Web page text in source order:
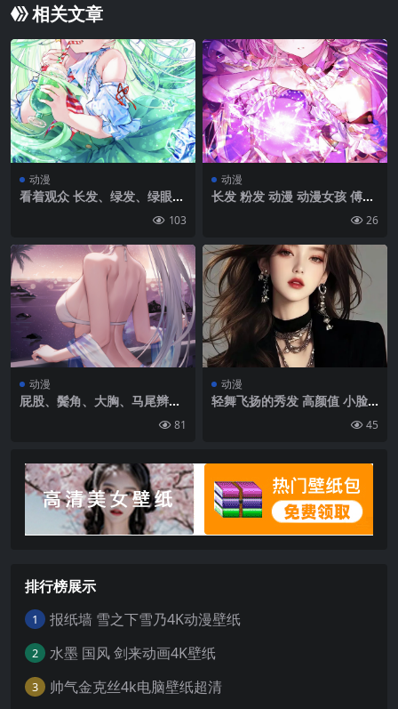
相关文章
动漫
看着观众 长发、绿发、绿眼
草帽、饮料、肖像展示、立方
103
动漫
长发 粉发 动漫 动漫女孩 傅璇
黄色眼睛 肖像展示 球体 双尾26
动漫
屁股、鬓角、大胸、马尾辫、
女孩、肖像展示、水、树叶、
河、海滩|2400×4308
81
动漫
轻舞飞扬的秀发 高颜值 小脸
45
排行榜展示
1 报纸墙 雪之下雪乃4K动漫壁纸
2 水墨 国风 剑来动画4K壁纸
3 帅气金克丝4k电脑壁纸超清